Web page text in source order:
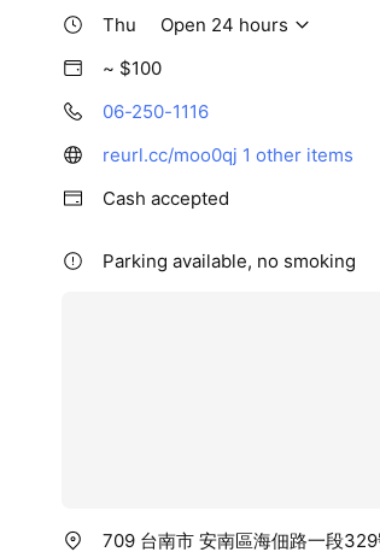
Thu
Open 24 hours
~ $100
06-250-1116
reurl.cc/moo0qj 1 other items
Cash accepted
Parking available, no smoking
709 台南市 安南區海佃路一段329